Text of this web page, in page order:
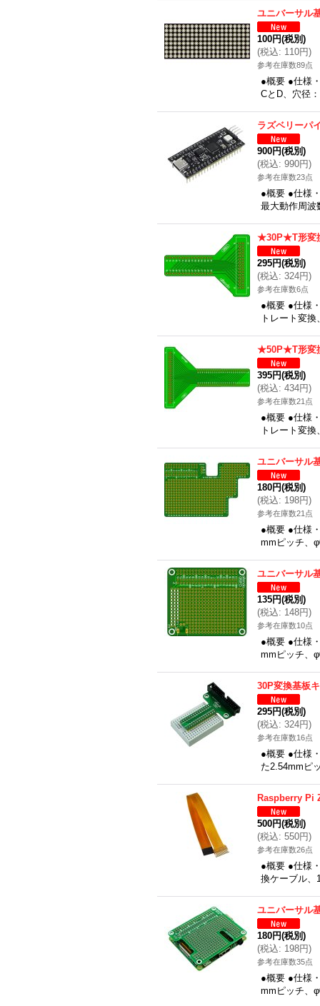
ユニバーサル
100円(税別)
(税込: 110円)
参考在庫数89点
●概要 ●仕様
CとD、穴径
ラズベリーパ
900円(税別)
(税込: 990円)
参考在庫数23点
●概要 ●仕様
最大動作周
★30P★T形変
295円(税別)
(税込: 324円)
参考在庫数6点
●概要 ●仕様
トレート変
★50P★T形変
395円(税別)
(税込: 434円)
参考在庫数21点
●概要 ●仕様
トレート変
ユニバーサル
180円(税別)
(税込: 198円)
参考在庫数21点
●概要 ●仕様
mmピッチ、
ユニバーサル
135円(税別)
(税込: 148円)
参考在庫数10点
●概要 ●仕様
mmピッチ、
30P変換基板
295円(税別)
(税込: 324円)
参考在庫数16点
●概要 ●仕様
た2.54mmピ
Raspberry Pi
500円(税別)
(税込: 550円)
参考在庫数26点
●概要 ●仕様
換ケーブル
ユニバーサル
180円(税別)
(税込: 198円)
参考在庫数35点
●概要 ●仕様
mmピッチ、